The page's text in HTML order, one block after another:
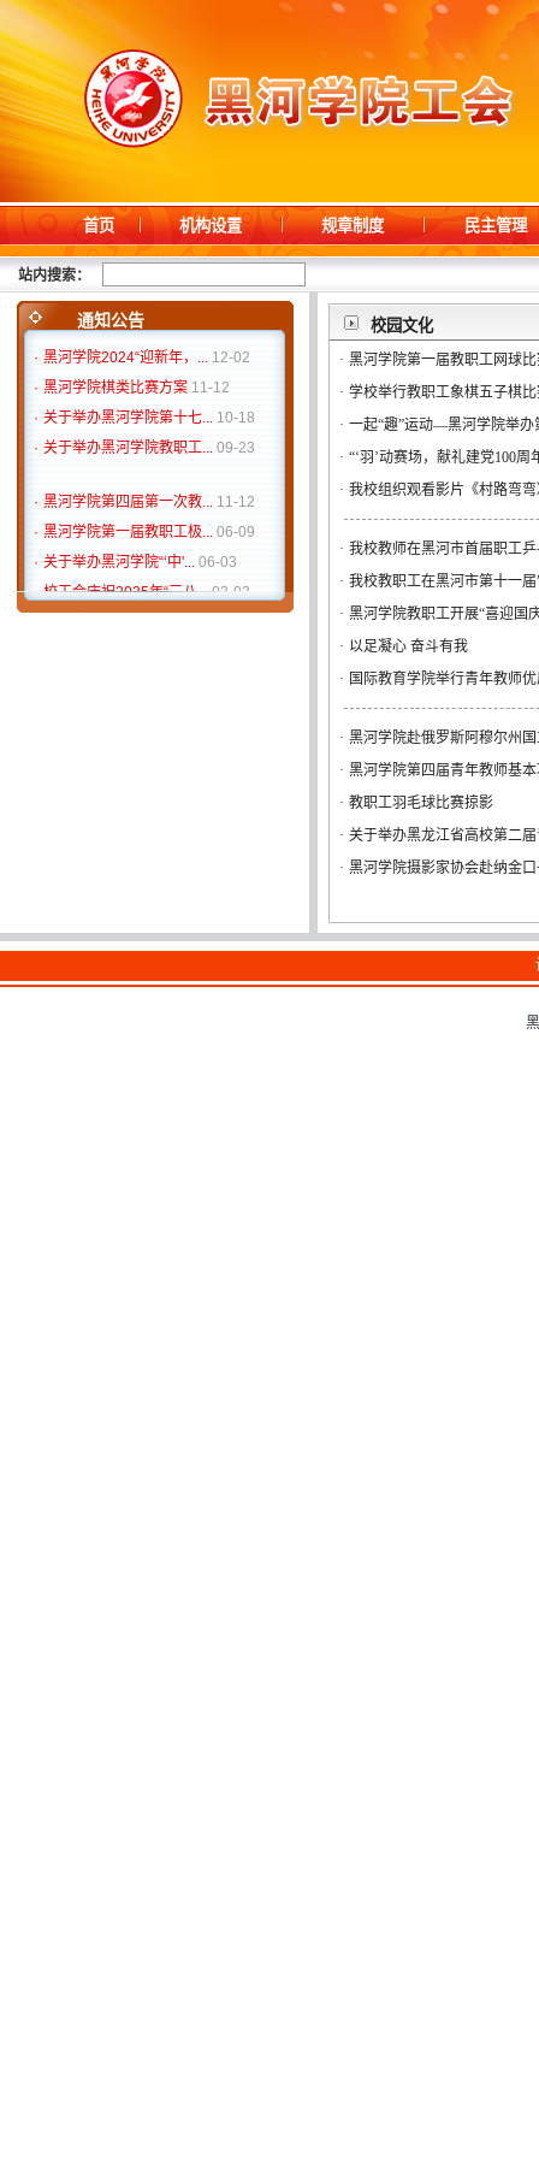
首页 机构设置 规章制度 民主管理
站内搜索：
通知公告
· 黑河学院第四届第一次教... 11-12
· 黑河学院第一届教职工极... 06-09
· 关于举办黑河学院“‘中'... 06-03
·
校工会庆祝2025年“三八...
黑河学院2024“迎新年，...
12-02
黑河学院棋类比赛方案 11-12
关于举办黑河学院第十七...
10-18
关于举办黑河学院教职工... 09-23
黑河学院第四届第一次教...
11-12
黑河学院第一届教职工极...
06-09
关于举办黑河学院“‘中'...
06-03
校工会庆祝2025年“三八...
03-03
· 黑河学院2024“迎新年，... 12-02
校园文化
· 黑河学院第一届教职工网球
· 学校举行教职工象棋五子棋
· 一起“趣”运动—黑河学院举
· “‘羽’动赛场，献礼建党100
· 我校组织观看影片《村路弯
· 我校教师在黑河市首届职工
· 我校教职工在黑河市第十一
· 黑河学院教职工开展“喜迎国
· 以足凝心 奋斗有我
· 国际教育学院举行青年教师
· 黑河学院赴俄罗斯阿穆尔州
· 黑河学院第四届青年教师基
· 教职工羽毛球比赛掠影
· 关于举办黑龙江省高校第二
· 黑河学院摄影家协会赴纳金